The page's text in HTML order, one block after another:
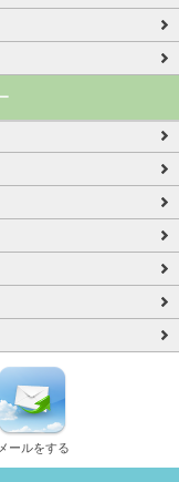
メールをする